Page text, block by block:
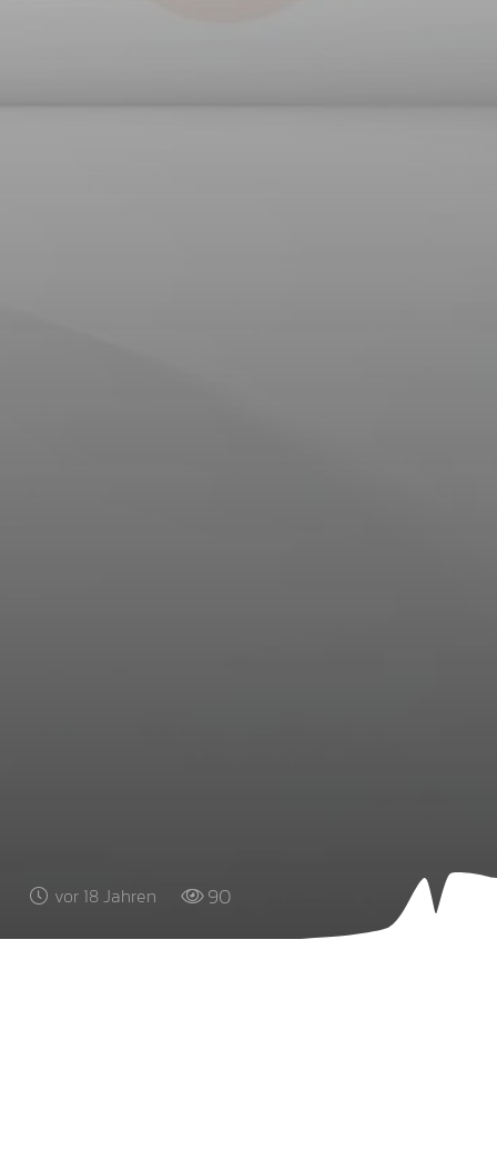
vor 18 Jahren 90